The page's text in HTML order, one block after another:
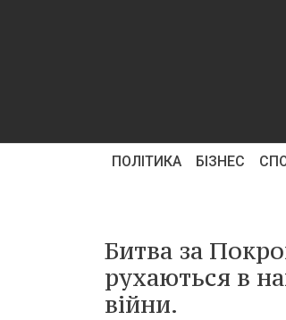
ПОЛІТИКА БІЗНЕС
Битва за
рухаються в
війни.